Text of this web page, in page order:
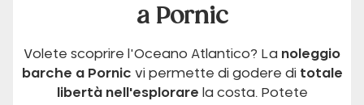
a Pornic
Volete scoprire l'Oceano Atlantico? La noleggio
barche a Pornic vi permette di godere di totale
libertà nell'esplorare la costa. Potete